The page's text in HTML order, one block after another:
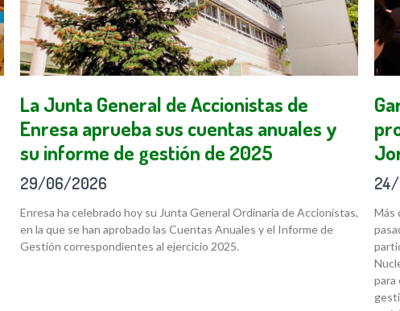
La Junta General de Accionistas de
Enresa aprueba sus cuentas anuales y
su informe de gestión de 2025
29/06/2026
Enresa ha celebrado hoy su Junta General Ordinaria de Accionistas,
en la que se han aprobado las Cuentas Anuales y el Informe de
Gestión correspondientes al ejercicio 2025.
Más
para